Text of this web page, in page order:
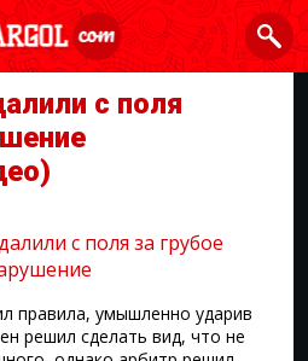
с поля
правила, умышленно ударив
решил сделать вид, что не